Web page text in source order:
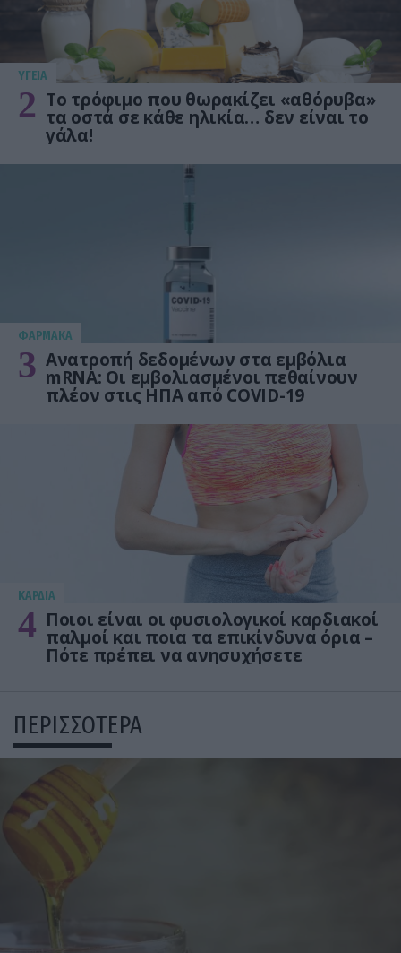
ΥΓΕΙΑ
2 Το τρόφιμο που θωρακίζει «αθόρυβα»
τα οστά σε κάθε ηλικία… δεν είναι το
γάλα!
ΦΑΡΜΑΚΑ
3 Ανατροπή δεδομένων στα εμβόλια
mRNA: Οι εμβολιασμένοι πεθαίνουν
πλέον στις ΗΠΑ από COVID-19
KΑΡΔΙΑ
4 Ποιοι είναι οι φυσιολογικοί καρδιακοί
παλμοί και ποια τα επικίνδυνα όρια –
Πότε πρέπει να ανησυχήσετε
ΠΕΡΙΣΣΟΤΕΡΑ